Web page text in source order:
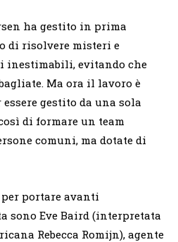
ha gestito in prima
di risolvere misteri e
inestimabili, evitando che
Ma ora il lavoro è
gestito da una sola
di formare un team
comuni, ma dotate di
per portare avanti
sono Eve Baird (interpretata
Rebecca Romijn), agente